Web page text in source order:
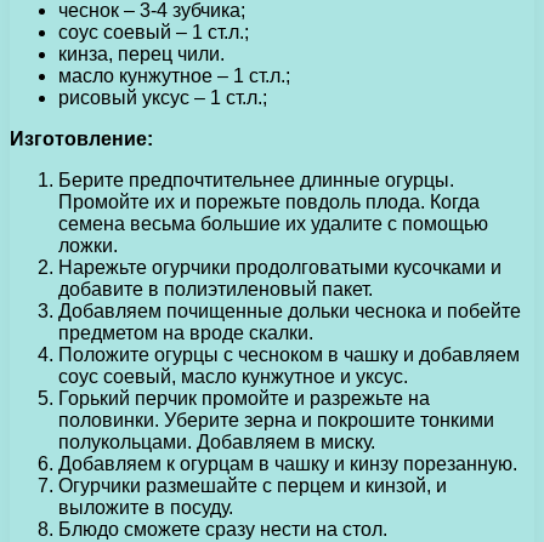
чеснок – 3-4 зубчика;
соус соевый – 1 ст.л.;
кинза, перец чили.
масло кунжутное – 1 ст.л.;
рисовый уксус – 1 ст.л.;
Изготовление:
Берите предпочтительнее длинные огурцы.
Промойте их и порежьте повдоль плода. Когда
семена весьма большие их удалите с помощью
ложки.
Нарежьте огурчики продолговатыми кусочками и
добавите в полиэтиленовый пакет.
Добавляем почищенные дольки чеснока и побейте
предметом на вроде скалки.
Положите огурцы с чесноком в чашку и добавляем
соус соевый, масло кунжутное и уксус.
Горький перчик промойте и разрежьте на
половинки. Уберите зерна и покрошите тонкими
полукольцами. Добавляем в миску.
Добавляем к огурцам в чашку и кинзу порезанную.
Огурчики размешайте с перцем и кинзой, и
выложите в посуду.
Блюдо сможете сразу нести на стол.